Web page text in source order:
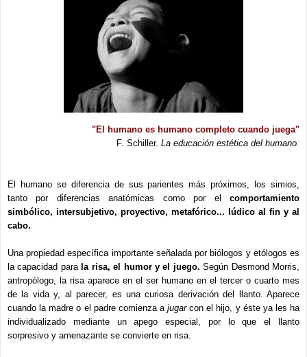
"El humano es humano completo cuando juega"
F. Schiller. La educación estética del humano.
El humano se diferencia de sus parientes más próximos, los simios,
tanto por diferencias anatómicas como por el comportamiento
simbólico, intersubjetivo, proyectivo, metafórico... lúdico al fin y al
cabo.
Una propiedad específica importante señalada por biólogos y etólogos es
la capacidad para la risa, el humor y el juego.Según Desmond Morris,
antropólogo, la risa aparece en el ser humano en el tercer o cuarto mes
de la vida y, al parecer, es una curiosa derivación del llanto. Aparece
cuando la madre o el padre comienza a jugarcon el hijo, y éste ya les ha
individualizado mediante un apego especial, por lo que el llanto
sorpresivo y amenazante se convierte en risa.